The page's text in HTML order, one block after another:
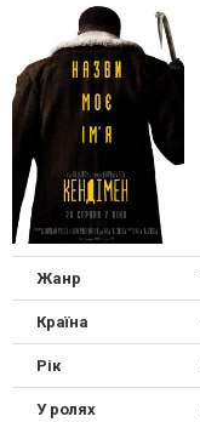
Жанр
Країна
Рік
У ролях